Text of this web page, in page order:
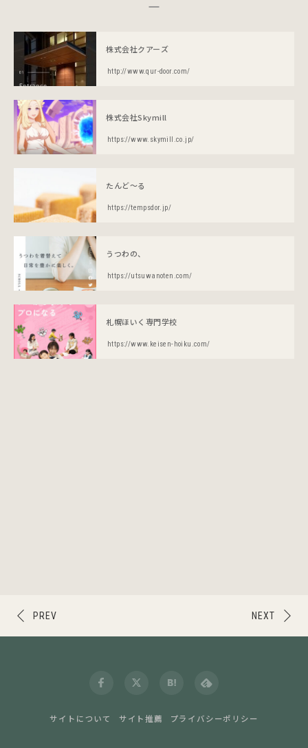
株式会社クアーズ
http://www.qur-door.com/
株式会社Skymill
https://www.skymill.co.jp/
たんど〜る
https://tempsdor.jp/
うつわの、
https://utsuwanoten.com/
札幌ほいく専門学校
https://www.keisen-hoiku.com/
NEXT
PREV
サイトについて サイト推薦 プライバシーポリシー